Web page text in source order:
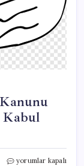
Kabul
TBMM’de
yorumlar kapalı